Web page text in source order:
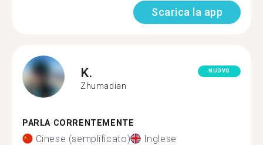
Scarica la app
K.
Zhumadian
NUOVO
PARLA CORRENTEMENTE
Cinese (semplificato) Inglese